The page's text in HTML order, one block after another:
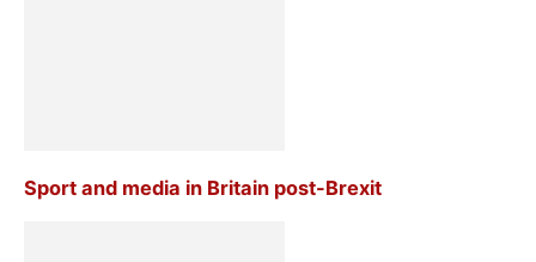
Sport and media in Britain post-Brexit